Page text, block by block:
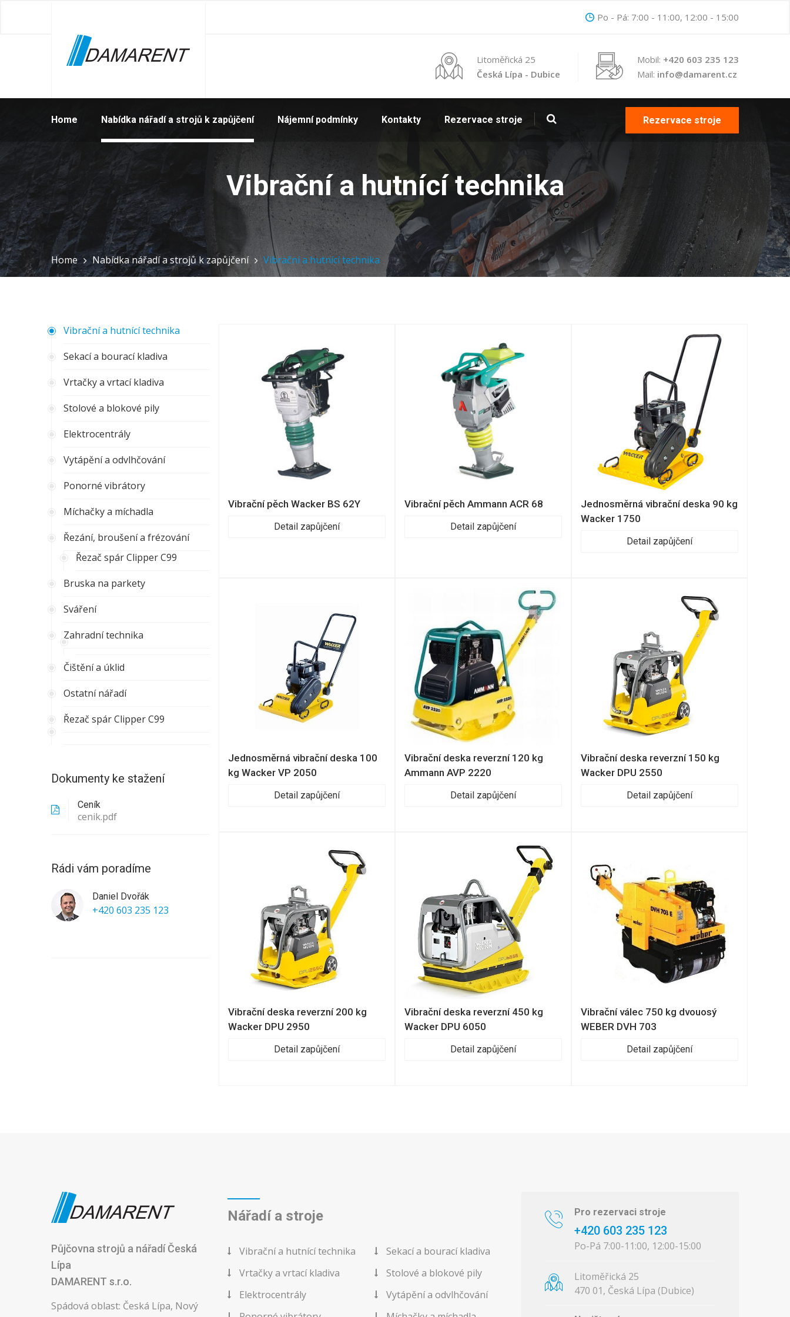
Po - Pá: 7:00 - 11:00, 12:00 - 15:00
Litoměřická 25
Česká Lípa - Dubice
Mobil: +420 603 235 123
Mail: info@damarent.cz
Home Nabídka nářadí a strojů k zapůjčení Nájemní podmínky Kontakty Rezervace stroje Rezervace stroje
Vibrační a hutnící technika
Home Nabídka nářadí a strojů k zapůjčení Vibrační a hutnící technika
Vibrační pěch Wacker BS 62Y
Detail zapůjčení
Vibrační pěch Ammann ACR 68
Detail zapůjčení
Jednosměrná vibrační deska 90 kg
Wacker 1750
Detail zapůjčení
Jednosměrná vibrační deska 100
kg Wacker VP 2050
Detail zapůjčení
Vibrační deska reverzní 120 kg
Ammann AVP 2220
Detail zapůjčení
Vibrační deska reverzní 150 kg
Wacker DPU 2550
Detail zapůjčení
Vibrační deska reverzní 200 kg
Wacker DPU 2950
Detail zapůjčení
Vibrační deska reverzní 450 kg
Wacker DPU 6050
Detail zapůjčení
Vibrační válec 750 kg dvouosý
WEBER DVH 703
Detail zapůjčení
Vibrační a hutnící technika
Sekací a bourací kladiva
Vrtačky a vrtací kladiva
Stolové a blokové pily
Elektrocentrály
Vytápění a odvlhčování
Ponorné vibrátory
Míchačky a míchadla
Řezání, broušení a frézování
Řezač spár Clipper C99
Bruska na parkety
Sváření
Zahradní technika
Čištění a úklid
Ostatní nářadí
Řezač spár Clipper C99
Dokumenty ke stažení
Ceník
cenik.pdf
Rádi vám poradíme
Daniel Dvořák
+420 603 235 123
Daniel Dvořák
+420 603 235 123
Daniel Dvořák
+420 603 235 123
Půjčovna strojů a nářadí Česká
Lípa
DAMARENT s.r.o.
Spádová oblast: Česká Lípa, Nový
Nářadí a stroje
Vibrační a hutnící technika
Sekací a bourací kladiva
Vrtačky a vrtací kladiva
Stolové a blokové pily
Elektrocentrály
Vytápění a odvlhčování
Pro rezervaci stroje
+420 603 235 123
Po-Pá 7:00-11:00, 12:00-15:00
Litoměřická 25
470 01, Česká Lípa (Dubice)